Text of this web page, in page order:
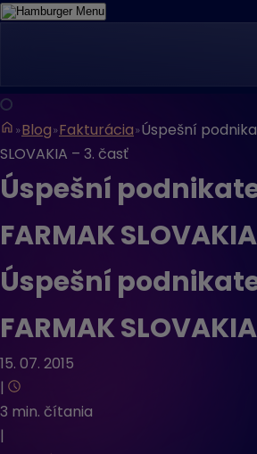
Menu
Blog Fakturácia Úspešní
SLOVAKIA – 3. časť
Úspešní
FARMAK
Úspešní
FARMAK
15. 07. 2015
|
3 min. čítania
|